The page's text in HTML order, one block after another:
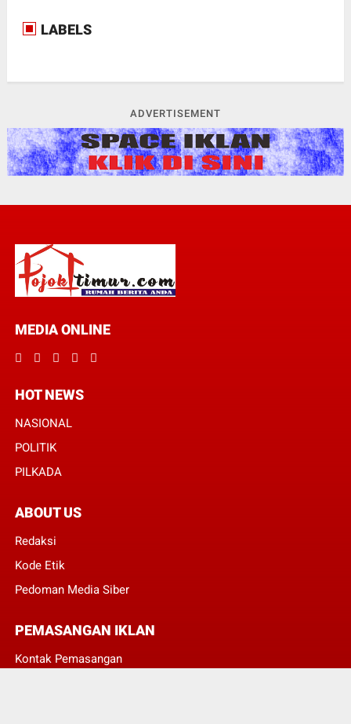
LABELS
ADVERTISEMENT
MEDIA ONLINE
HOT NEWS
NASIONAL
POLITIK
PILKADA
ABOUT US
Redaksi
Kode Etik
Pedoman Media Siber
PEMASANGAN IKLAN
Kontak Pemasangan